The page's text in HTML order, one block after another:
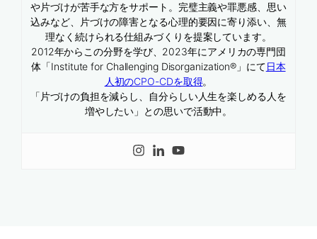
や片づけが苦手な方をサポート。完璧主義や罪悪感、思い
込みなど、片づけの障害となる心理的要因に寄り添い、無
理なく続けられる仕組みづくりを提案しています。
2012年からこの分野を学び、2023年にアメリカの専門団
体「Institute for Challenging Disorganization®」にて日本
人初のCPO-CDを取得。
「片づけの負担を減らし、自分らしい人生を楽しめる人を
増やしたい」との思いで活動中。